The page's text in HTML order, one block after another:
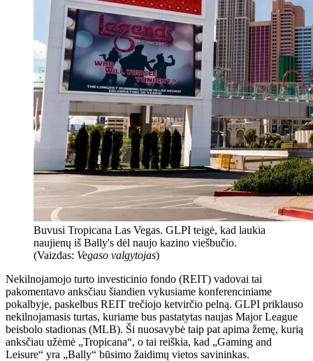
Buvusi Tropicana Las Vegas. GLPI teigė, kad laukia
naujienų iš Bally's dėl naujo kazino viešbučio.
(Vaizdas: Vegaso valgytojas)
Nekilnojamojo turto investicinio fondo (REIT) vadovai tai
pakomentavo anksčiau šiandien vykusiame konferenciniame
pokalbyje, paskelbus REIT trečiojo ketvirčio pelną. GLPI priklauso
nekilnojamasis turtas, kuriame bus pastatytas naujas Major League
beisbolo stadionas (MLB). Ši nuosavybė taip pat apima žemę, kurią
anksčiau užėmė „Tropicana“, o tai reiškia, kad „Gaming and
Leisure“ yra „Bally“ būsimo žaidimų vietos savininkas.